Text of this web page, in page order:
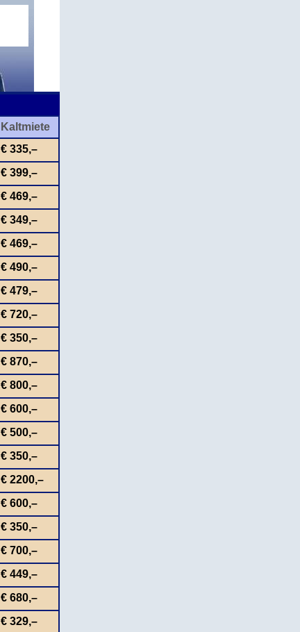
Kaltmiete
€ 335,–
€ 399,–
€ 469,–
€ 349,–
€ 469,–
€ 490,–
€ 479,–
€ 720,–
€ 350,–
€ 870,–
€ 800,–
€ 600,–
€ 500,–
€ 350,–
€ 2200,–
€ 600,–
€ 350,–
€ 700,–
€ 449,–
€ 680,–
€ 329,–